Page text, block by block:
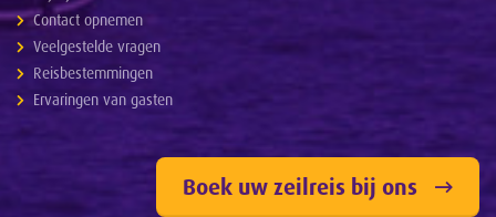
Contact opnemen
Veelgestelde vragen
Reisbestemmingen
Ervaringen van gasten
Boek uw zeilreis bij ons